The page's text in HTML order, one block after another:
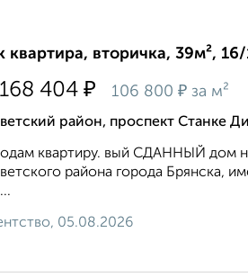
квартира, вторичка, 39м²,
404 ₽ 106 800 ₽ за м²
район, проспект Станке
квартиру. вый СДАННЫЙ дом
района города Брянска,
05.08.2026